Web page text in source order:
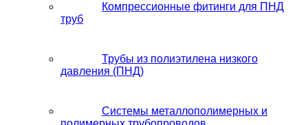
Компрессионные фитинги для ПНД
труб
Трубы из полиэтилена низкого
давления (ПНД)
Системы металлополимерных и